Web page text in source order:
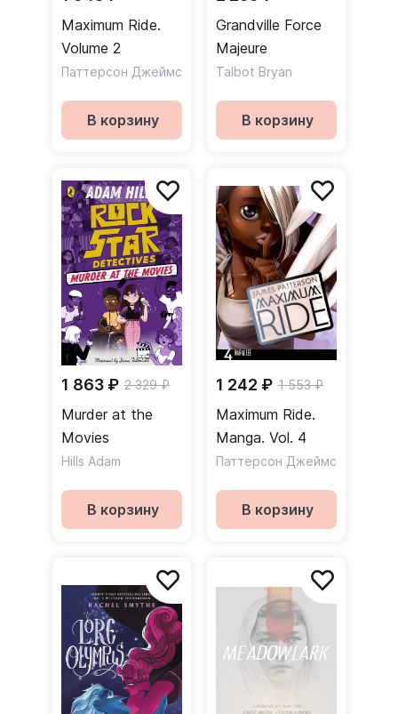
Maximum Ride.
Volume 2
Паттерсон Джеймс
В корзину
Grandville Force
Majeure
Talbot Bryan
В корзину
1 863 ₽ 2 329 ₽
Murder at the
Movies
Hills Adam
В корзину
1 242 ₽ 1 553 ₽
Maximum Ride.
Manga. Vol. 4
Паттерсон Джеймс
В корзину